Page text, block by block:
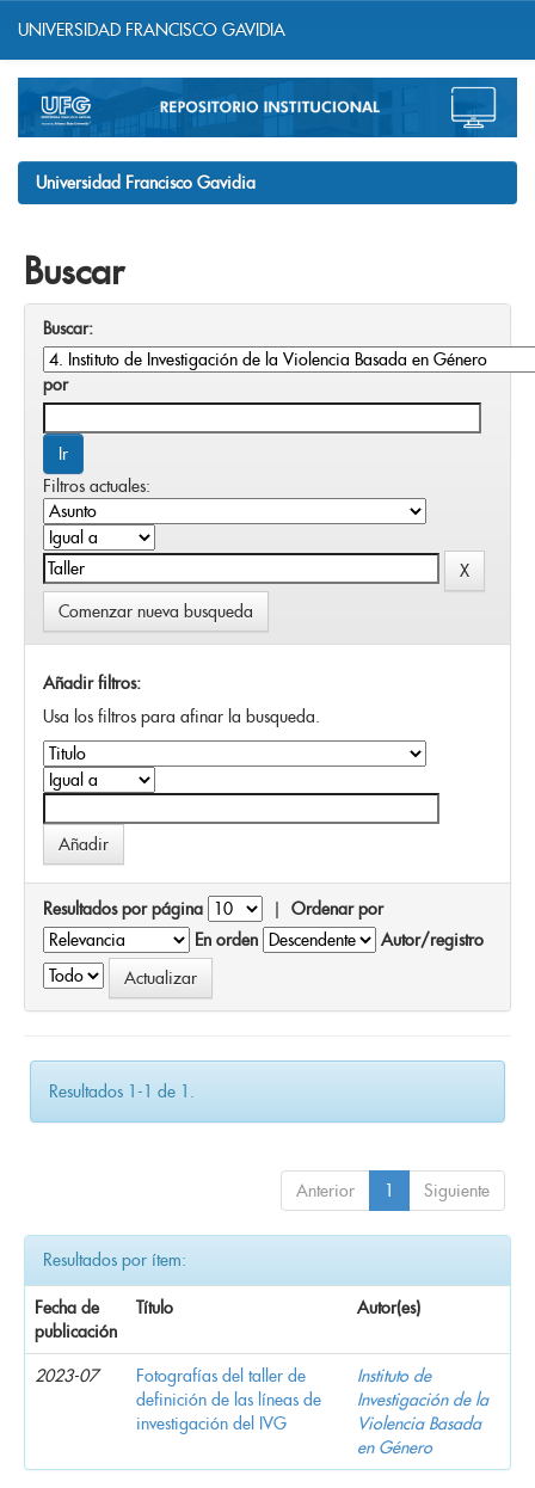
navigation
UNIVERSIDAD FRANCISCO GAVIDIA
Universidad Francisco Gavidia
Buscar
Buscar:
por
Filtros actuales:
Comenzar nueva busqueda
Añadir filtros:
Usa los filtros para afinar la busqueda.
Resultados por página | Ordenar por
En orden
Autor/registro
Resultados 1-1 de 1.
Anterior 1 Siguiente
Resultados por ítem:
Fecha de
publicación
Título Autor(es)
2023-07
Fotografías del taller de
definición de las líneas de
investigación del IVG
Instituto de
Investigación de la
Violencia Basada
en Género